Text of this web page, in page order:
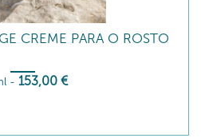
CREME PARA O ROSTO
- 153,00 €